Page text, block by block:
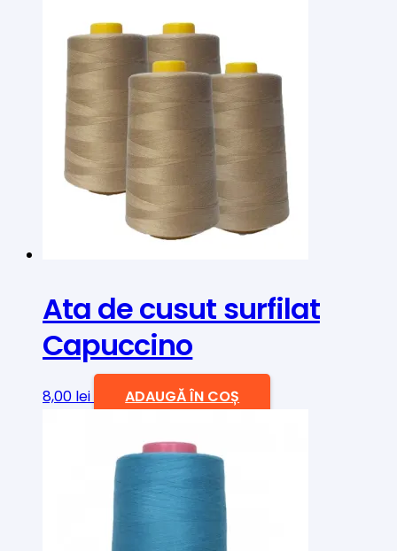
Ata de cusut surfilat
Capuccino
8,00 lei ADAUGĂ ÎN COȘ